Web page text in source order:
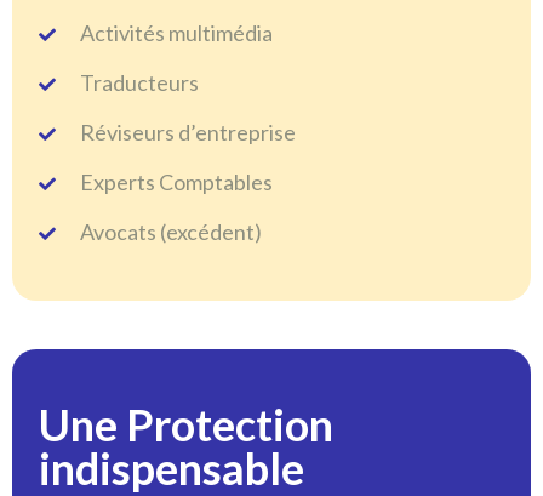
Activités multimédia
Traducteurs
Réviseurs d’entreprise
Experts Comptables
Avocats (excédent)
Une Protection
indispensable